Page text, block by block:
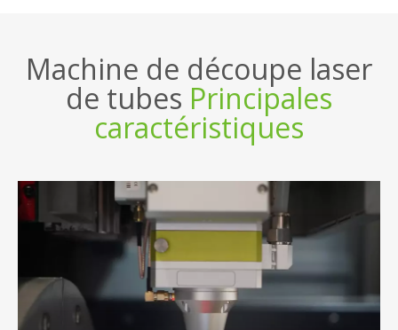
Machine de découpe laser
de tubes Principales
caractéristiques